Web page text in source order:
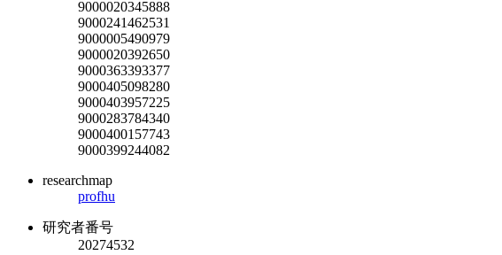
9000020345888
9000241462531
9000005490979
9000020392650
9000363393377
9000405098280
9000403957225
9000283784340
9000400157743
9000399244082
researchmap
profhu
研究者番号
20274532